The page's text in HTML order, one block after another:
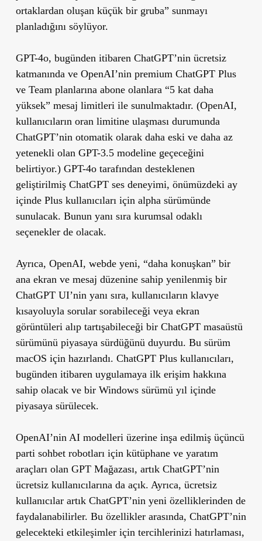
ortaklardan oluşan küçük bir gruba” sunmayı
planladığını söylüyor.
GPT-4o, bugünden itibaren ChatGPT’nin ücretsiz
katmanında ve OpenAI’nin premium ChatGPT Plus
ve Team planlarına abone olanlara “5 kat daha
yüksek” mesaj limitleri ile sunulmaktadır. (OpenAI,
kullanıcıların oran limitine ulaşması durumunda
ChatGPT’nin otomatik olarak daha eski ve daha az
yetenekli olan GPT-3.5 modeline geçeceğini
belirtiyor.) GPT-4o tarafından desteklenen
geliştirilmiş ChatGPT ses deneyimi, önümüzdeki ay
içinde Plus kullanıcıları için alpha sürümünde
sunulacak. Bunun yanı sıra kurumsal odaklı
seçenekler de olacak.
Ayrıca, OpenAI, webde yeni, “daha konuşkan” bir
ana ekran ve mesaj düzenine sahip yenilenmiş bir
ChatGPT UI’nin yanı sıra, kullanıcıların klavye
kısayoluyla sorular sorabileceği veya ekran
görüntüleri alıp tartışabileceği bir ChatGPT masaüstü
sürümünü piyasaya sürdüğünü duyurdu. Bu sürüm
macOS için hazırlandı. ChatGPT Plus kullanıcıları,
bugünden itibaren uygulamaya ilk erişim hakkına
sahip olacak ve bir Windows sürümü yıl içinde
piyasaya sürülecek.
OpenAI’nin AI modelleri üzerine inşa edilmiş üçüncü
parti sohbet robotları için kütüphane ve yaratım
araçları olan GPT Mağazası, artık ChatGPT’nin
ücretsiz kullanıcılarına da açık. Ayrıca, ücretsiz
kullanıcılar artık ChatGPT’nin yeni özelliklerinden de
faydalanabilirler. Bu özellikler arasında, ChatGPT’nin
gelecekteki etkileşimler için tercihlerinizi hatırlaması,